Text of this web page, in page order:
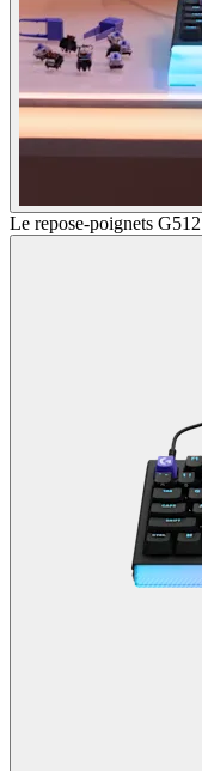
Le repose-poignets